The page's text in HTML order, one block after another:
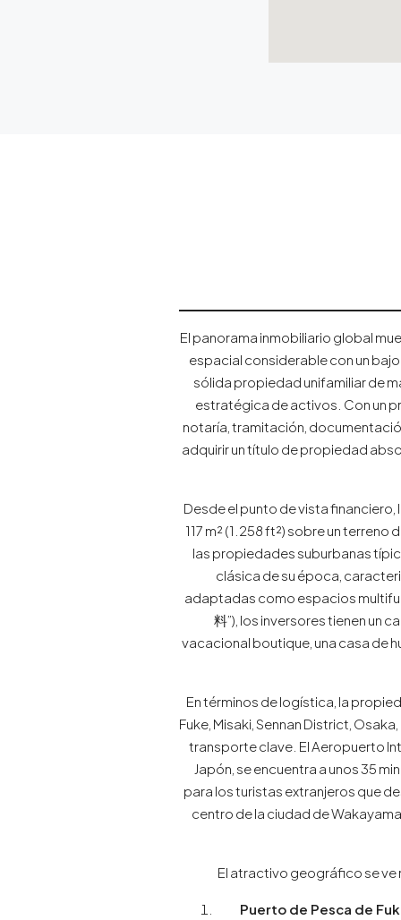
El panorama inmobiliario global
espacial considerable con un
sólida propiedad unifamiliar de
estratégica de activos. Con un
notaría, tramitación,
adquirir un título de propiedad
Desde el punto de vista
117 m² (1.258 ft²) sobre un
las propiedades suburbanas
clásica de su época,
adaptadas como espacios
料”), los inversores tienen un
vacacional boutique, una casa de
En términos de logística, la
Fuke, Misaki, Sennan District,
transporte clave. El Aeropuerto
Japón, se encuentra a unos 35
para los turistas extranjeros que
centro de la ciudad de
El atractivo geográfico se ve
Puerto de Pesca de